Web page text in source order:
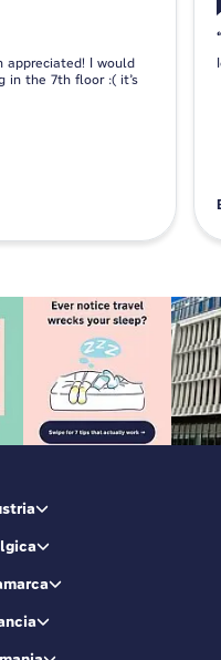
appreciated! I would
in the 7th floor :( it’s